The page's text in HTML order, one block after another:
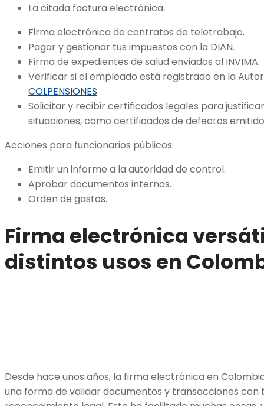
La citada factura electrónica.
Firma electrónica de contratos de teletrabajo.
Pagar y gestionar tus impuestos con la DIAN.
Firma de expedientes de salud enviados al INVIMA.
Verificar si el empleado está registrado en la
COLPENSIONES.
Solicitar y recibir certificados legales para
situaciones, como certificados de defectos
Acciones para funcionarios públicos:
Emitir un informe a la autoridad de control.
Aprobar documentos internos.
Orden de gastos.
Firma electrónica
distintos usos en
Desde hace unos años, la firma electrónica en
una forma de validar documentos y transacciones con